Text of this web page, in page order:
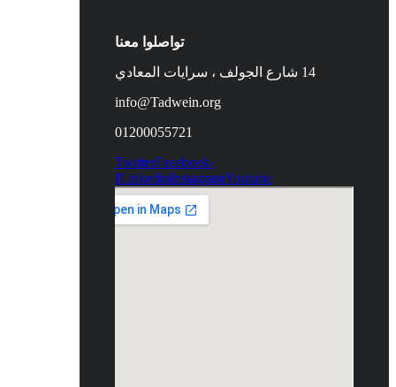
تواصلوا معنا
14 شارع الجولف ، سرايات المعادي
info@Tadwein.org
01200055721
TwitterFacebook-
fLinkedinInstagramYoutube